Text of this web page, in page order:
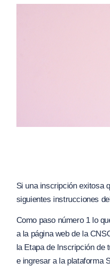
Si una inscripción exitosa
siguientes instrucciones
Como paso número 1 lo
a la página web de la
la Etapa de Inscripción de
e ingresar a la plataforma